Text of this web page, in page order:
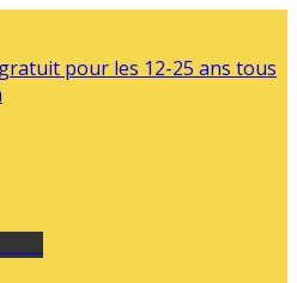
pour les 12-25 ans tous